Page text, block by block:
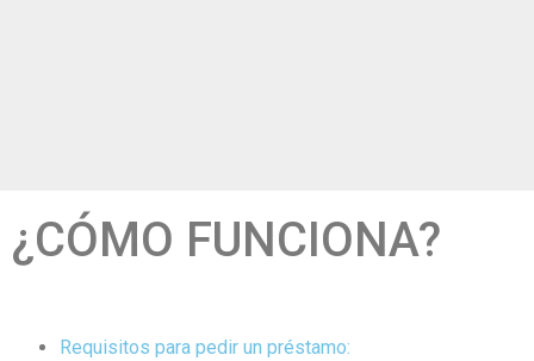
¿CÓMO FUNCIONA?
Requisitos para pedir un préstamo: